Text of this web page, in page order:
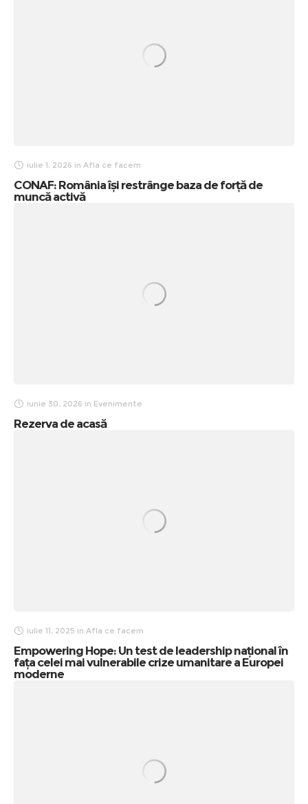
iulie 1, 2026 in Afla ce facem
CONAF: România își restrânge baza de forță de
muncă activă
iunie 30, 2026 in Evenimente
Rezerva de acasă
iulie 11, 2025 in Afla ce facem
Empowering Hope: Un test de leadership național în
fața celei mai vulnerabile crize umanitare a Europei
moderne